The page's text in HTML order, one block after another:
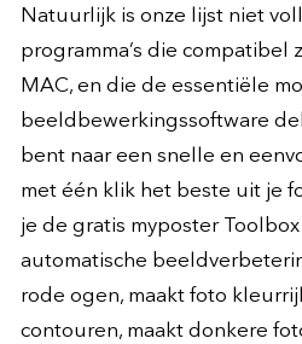
Natuurlijk is onze lijst niet
programma’s die compatibel
MAC, en die de essentiële
beeldbewerkingssoftware
bent naar een snelle en
met één klik het beste uit je
je de gratis myposter Toolbox
automatische
rode ogen, maakt foto
contouren, maakt donkere